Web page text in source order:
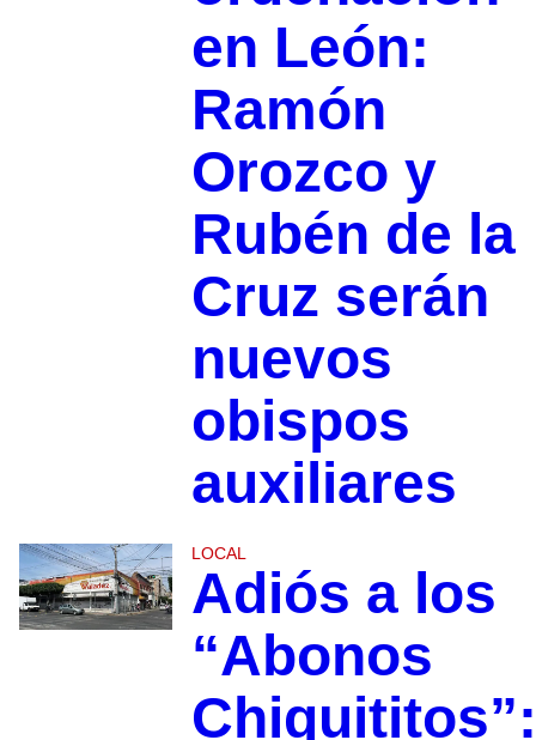
en León:
Ramón
Orozco y
Rubén de la
Cruz serán
nuevos
obispos
auxiliares
LOCAL
Adiós a los
“Abonos
Chiquititos”: